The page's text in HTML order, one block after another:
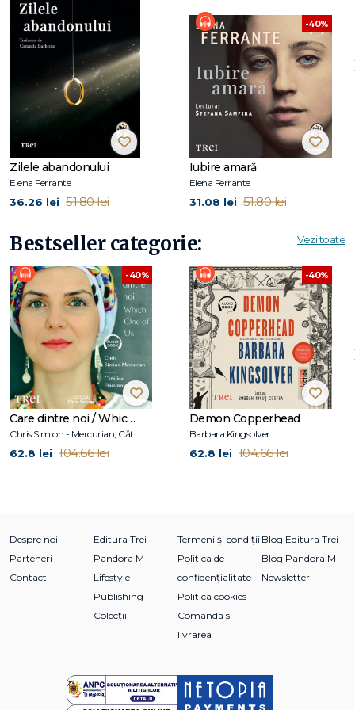
Repubblica
Zilele abandonului
Elena Ferrante
36.26 lei 51.80 lei
-40%
Iubire amară
Elena Ferrante
31.08 lei 51.80 lei
Bestseller categorie: Vezi toate
-40%
Care dintre noi / Which One of Us
62.8 lei 104.66 lei
-40%
Demon Copperhead
Barbara Kingsolver
62.8 lei 104.66 lei
Despre noi
Parteneri
Contact
Editura Trei
Pandora M
Lifestyle
Publishing
Colecții
Termeni și condiții
Politica de
confidențialitate
Politica cookies
Comanda si
livrarea
Blog Editura Trei
Blog Pandora M
Newsletter